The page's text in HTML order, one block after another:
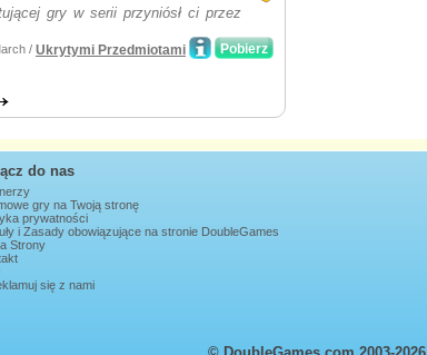
gry w serii przyniósł ci przez
Pobierz
/ Ukrytymi Przedmiotami
do nas
gry na Twoją stronę
prywatności
i Zasady obowiązujące na stronie DoubleGames
Strony
się z nami